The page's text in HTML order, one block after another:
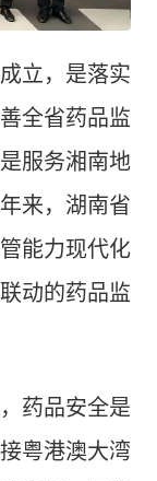
立，是落实
全省药品监
服务湘南地
来，湖南省
能力现代化
动的药品监
药品安全是
粤港澳大湾